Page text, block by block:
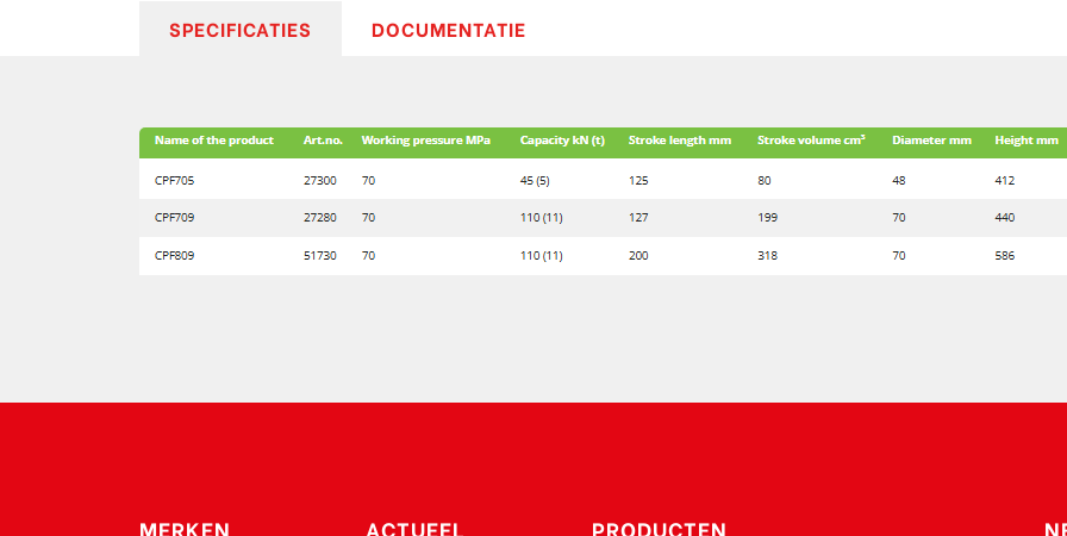
SPECIFICATIES DOCUMENTATIE
MERKEN
ACTUEEL
PRODUCTEN